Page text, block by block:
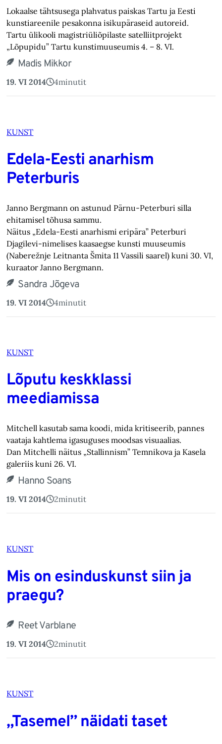
Lokaalse tähtsusega plahvatus paiskas Tartu ja Eesti
kunstiareenile pesakonna isikupäraseid autoreid.
Tartu ülikooli magistriüliõpilaste satelliitprojekt
„Lõpupidu” Tartu kunstimuuseumis 4. – 8. VI.
Madis Mikkor
19. VI 2014 4minutit
KUNST
Edela-Eesti anarhism
Peterburis
Janno Bergmann on astunud Pärnu-Peterburi silla
ehitamisel tõhusa sammu.
Näitus „Edela-Eesti anarhismi eripära” Peterburi
Djagilevi-nimelises kaasaegse kunsti muuseumis
(Naberežnje Leitnanta Šmita 11 Vassili saarel) kuni 30. VI,
kuraator Janno Bergmann.
Sandra Jõgeva
19. VI 2014 4minutit
KUNST
Lõputu keskklassi
meediamissa
Mitchell kasutab sama koodi, mida kritiseerib, pannes
vaataja kahtlema igasuguses moodsas visuaalias.
Dan Mitchelli näitus „Stallinnism” Temnikova ja Kasela
galeriis kuni 26. VI.
Hanno Soans
19. VI 2014 2minutit
KUNST
Mis on esinduskunst siin ja
praegu?
Reet Varblane
19. VI 2014 2minutit
KUNST
„Tasemel” näidati taset